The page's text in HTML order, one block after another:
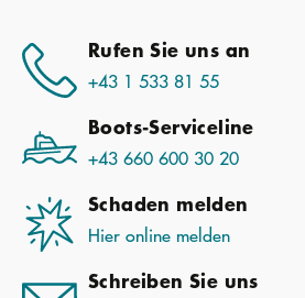
Rufen Sie uns an
+43 1 533 81 55
Boots-Serviceline
+43 660 600 30 20
Schaden melden
Hier online melden
Schreiben Sie uns